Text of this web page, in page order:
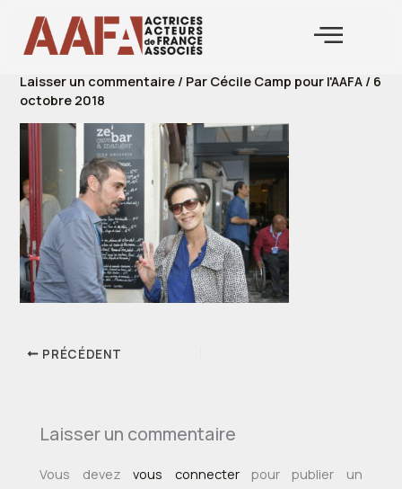
contenu
Laisser un commentaire / Par Cécile Camp pour l'AAFA / 6
octobre 2018
PRÉCÉDENT
Laisser un commentaire
Vous devezvous connecterpour publier un